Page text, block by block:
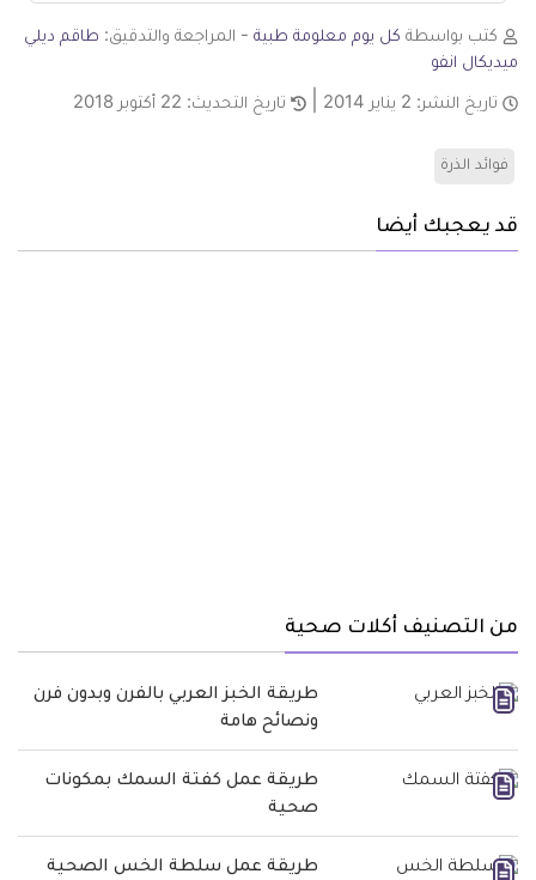
كتب بواسطة كل يوم معلومة طبية - المراجعة والتدقيق: طاقم ديلي
ميديكال انفو
تاريخ النشر: 2 يناير 2014 تاريخ التحديث: 22 أكتوبر 2018
فوائد الذرة
قد يعجبك أيضا
من التصنيف أكلات صحية
طريقة الخبز العربي بالفرن وبدون فرن
ونصائح هامة
طريقة عمل كفتة السمك بمكونات
صحية
طريقة عمل سلطة الخس الصحية